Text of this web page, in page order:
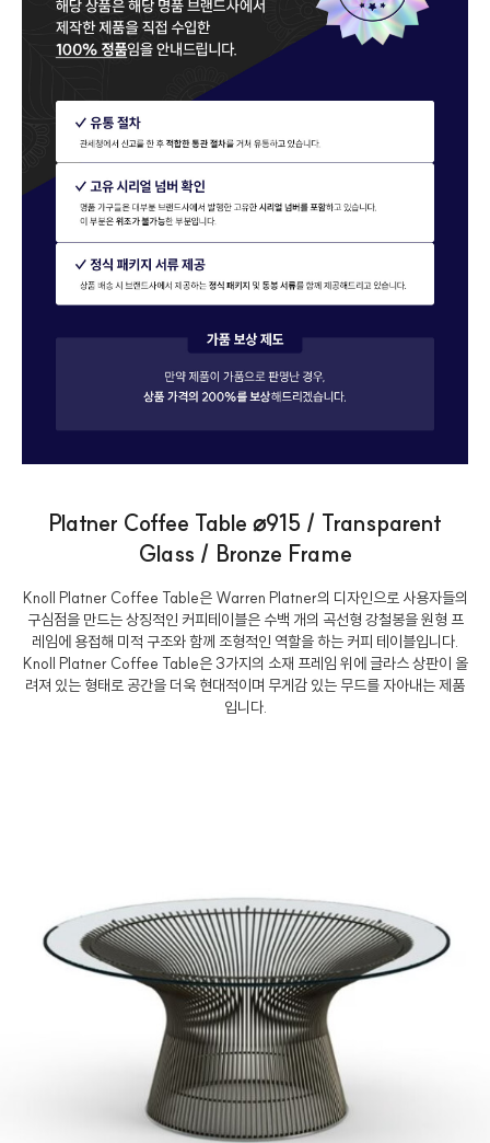
Platner Coffee Table ⌀915 / Transparent
Glass / Bronze Frame
Knoll Platner Coffee Table은 Warren Platner의 디자인으로 사용자들의
구심점을 만드는 상징적인 커피테이블은 수백 개의 곡선형 강철봉을 원형 프
레임에 용접해 미적 구조와 함께 조형적인 역할을 하는 커피 테이블입니다.
Knoll Platner Coffee Table은 3가지의 소재 프레임 위에 글라스 상판이 올
려져 있는 형태로 공간을 더욱 현대적이며 무게감 있는 무드를 자아내는 제품
입니다.